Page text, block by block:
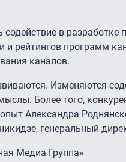
в разработке
и рейтингов программ
каналов.
Изменяются
Более того,
Александра
генеральный
Медиа Группа»